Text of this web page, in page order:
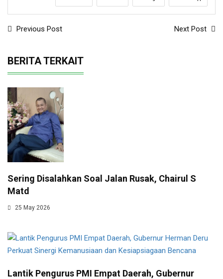
Previous Post Next Post
BERITA TERKAIT
Sering Disalahkan Soal Jalan Rusak, Chairul S
Matd
25 May 2026
Lantik Pengurus PMI Empat Daerah, Gubernur